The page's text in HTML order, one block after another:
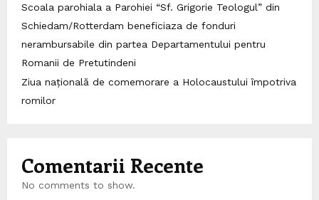
Scoala parohiala a Parohiei “Sf. Grigorie Teologul” din
Schiedam/Rotterdam beneficiaza de fonduri
nerambursabile din partea Departamentului pentru
Romanii de Pretutindeni
Ziua națională de comemorare a Holocaustului împotriva
romilor
Comentarii Recente
No comments to show.